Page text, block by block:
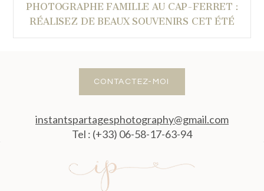
PHOTOGRAPHE FAMILLE AU CAP-FERRET :
RÉALISEZ DE BEAUX SOUVENIRS CET ÉTÉ
CONTACTEZ-MOI
instantspartagesphotography@gmail.com
Tel : (+33) 06-58-17-63-94